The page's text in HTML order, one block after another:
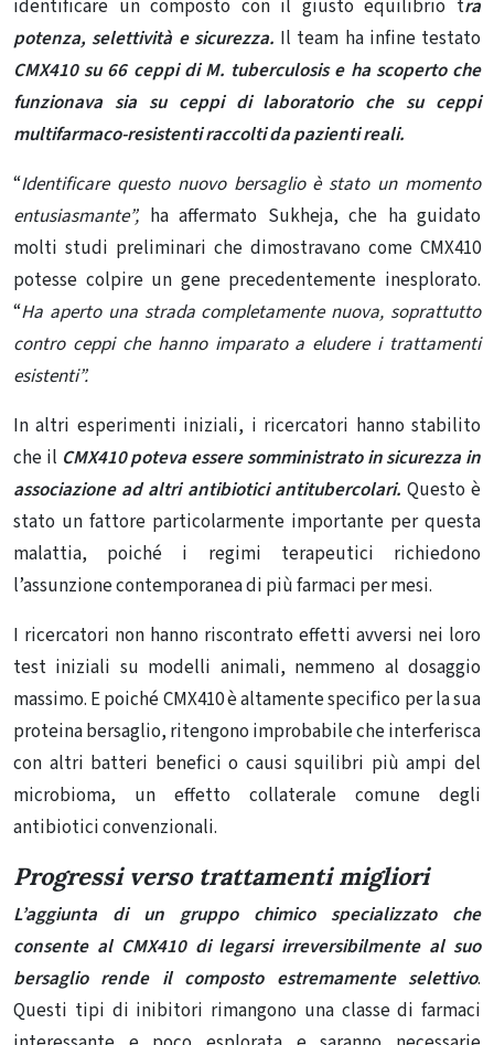
identificare un composto con il giusto equilibrio tra
potenza, selettività e sicurezza. Il team ha infine testato
CMX410 su 66 ceppi di M. tuberculosis e ha scoperto che
funzionava sia su ceppi di laboratorio che su ceppi
multifarmaco-resistenti raccolti da pazienti reali.
“Identificare questo nuovo bersaglio è stato un momento
entusiasmante”, ha affermato Sukheja, che ha guidato
molti studi preliminari che dimostravano come CMX410
potesse colpire un gene precedentemente inesplorato.
“Ha aperto una strada completamente nuova, soprattutto
contro ceppi che hanno imparato a eludere i trattamenti
esistenti”.
In altri esperimenti iniziali, i ricercatori hanno stabilito
che il CMX410 poteva essere somministrato in sicurezza in
associazione ad altri antibiotici antitubercolari. Questo è
stato un fattore particolarmente importante per questa
malattia, poiché i regimi terapeutici richiedono
l’assunzione contemporanea di più farmaci per mesi.
I ricercatori non hanno riscontrato effetti avversi nei loro
test iniziali su modelli animali, nemmeno al dosaggio
massimo. E poiché CMX410 è altamente specifico per la sua
proteina bersaglio, ritengono improbabile che interferisca
con altri batteri benefici o causi squilibri più ampi del
microbioma, un effetto collaterale comune degli
antibiotici convenzionali.
Progressi verso trattamenti migliori
L’aggiunta di un gruppo chimico specializzato che
consente al CMX410 di legarsi irreversibilmente al suo
bersaglio rende il composto estremamente selettivo.
Questi tipi di inibitori rimangono una classe di farmaci